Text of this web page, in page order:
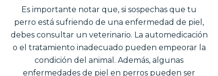
Es importante notar que, si sospechas que tu
perro está sufriendo de una enfermedad de piel,
debes consultar un veterinario. La automedicación
o el tratamiento inadecuado pueden empeorar la
condición del animal. Además, algunas
enfermedades de piel en perros pueden ser